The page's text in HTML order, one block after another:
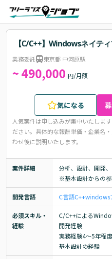
【C/C++】Windowsネイテ
業務委託 東京都 中河原駅
~ 490,000 円/月額
気になる
人気案件は申し込みが集中いたしま
ださい。 具体的な報酬単価・企業名
わせ後に説明いたします。
案件詳細
分析、設計、開発
※基本設計からの
開発言語 C言語C++windows
必須スキル・
経験
C/C++による
開発経験
実務経験4～5年程度
基本設計の経験